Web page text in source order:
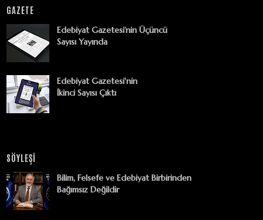
GAZETE
Edebiyat Gazetesi’nin Üçüncü
Sayısı Yayında
Edebiyat Gazetesi'nin
İkinci Sayısı Çıktı
SÖYLEŞİ
Bilim, Felsefe ve Edebiyat Birbirinden
Bağımsız Değildir